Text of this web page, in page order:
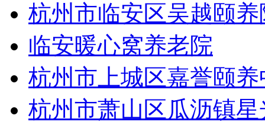
杭州市临安区吴越颐养
临安暖心窝养老院
杭州市上城区嘉誉颐养
杭州市萧山区瓜沥镇